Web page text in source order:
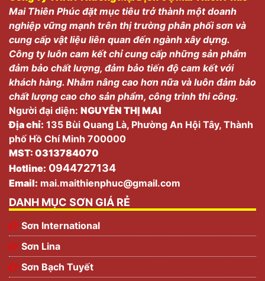
Mai Thiên Phúc đặt mục tiêu trở thành một doanh
nghiệp vững mạnh trên thị trường phân phối sơn và
cung cấp vật liệu liên quan đến ngành xây dựng.
Công ty luôn cam kết chỉ cung cấp những sản phẩm
đảm bảo chất lượng, đảm bảo tiến độ cam kết với
khách hàng. Nhằm nâng cao hơn nữa và luôn đảm bảo
chất lượng cao cho sản phẩm, công trình thi công.
Người đại diện: NGUYỄN THỊ MAI
Địa chỉ: 135 Bùi Quang Là, Phường An Hội Tây, Thành
phố Hồ Chí Minh 700000
MST: 0313784070
Hotline: 0944727134
Email: mai.maithienphuc@gmail.com
DANH MỤC SƠN GIÁ RẺ
Sơn International
Sơn Lina
Sơn Bạch Tuyết